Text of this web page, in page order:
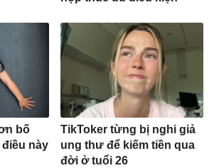
bố
này
TikToker từng bị nghi giả
ung thư để kiếm tiền qua
đời ở tuổi 26